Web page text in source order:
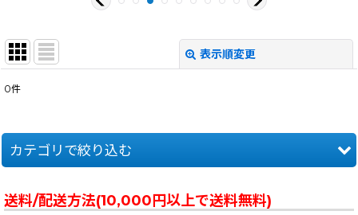
表示順変更
表示数
0件
カテゴリで絞り込む
☆ BAND: W (全商品)
送料/配送方法(10,000円以上で送料無料)